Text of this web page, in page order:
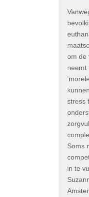
om de
neemt
stress
Soms
in te